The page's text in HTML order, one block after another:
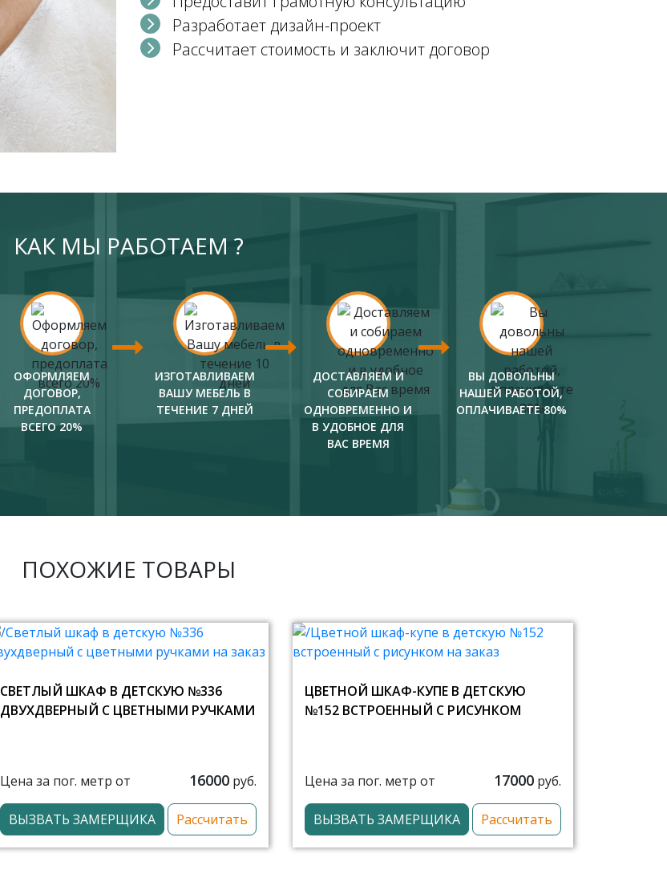
Разработает дизайн-проект
Рассчитает стоимость и заключит договор
КАК МЫ РАБОТАЕМ ?
ОФОРМЛЯЕМ
ДОГОВОР,
ПРЕДОПЛАТА
ВСЕГО 20%
ИЗГОТАВЛИВАЕМ
ВАШУ МЕБЕЛЬ В
ТЕЧЕНИЕ 7 ДНЕЙ
ДОСТАВЛЯЕМ И
СОБИРАЕМ
ОДНОВРЕМЕННО И
В УДОБНОЕ ДЛЯ
ВАС ВРЕМЯ
ВЫ ДОВОЛЬНЫ
НАШЕЙ РАБОТОЙ,
ОПЛАЧИВАЕТЕ 80%
ПОХОЖИЕ ТОВАРЫ
СВЕТЛЫЙ ШКАФ В ДЕТСКУЮ №336
ДВУХДВЕРНЫЙ С ЦВЕТНЫМИ РУЧКАМИ
Цена за пог. метр от 16000 руб.
ВЫЗВАТЬ ЗАМЕРЩИКА Рассчитать
ЦВЕТНОЙ ШКАФ-КУПЕ В ДЕТСКУЮ
№152 ВСТРОЕННЫЙ С РИСУНКОМ
Цена за пог. метр от 17000 руб.
ВЫЗВАТЬ ЗАМЕРЩИКА Рассчитать